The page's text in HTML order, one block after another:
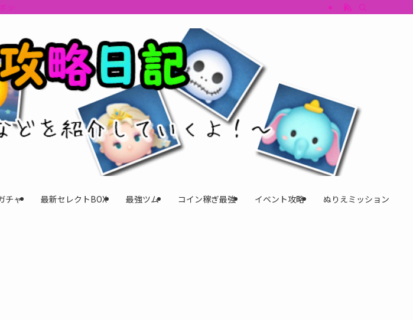
クスの情報を最速で提供しビンゴのおすすめツム・キャラ評価も丁寧に解説。ツムツムイベント、ツムツム攻略、ツムツ
チャ 最新セレクトBOX 最強ツム コイン稼ぎ最強 イベント攻略 ぬりえミッション